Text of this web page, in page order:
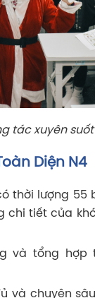
tác xuyên
Diện N4
thời lượng 55
chi tiết của
và tổng hợp
và chuyên